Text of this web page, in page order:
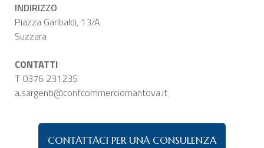
CATEGORIE
DELEGAZIONI
PERIODICO
PERCHÉ ASSOCIARSI?
CONTATTI
INDIRIZZO
Piazza Garibaldi, 13/A
Suzzara
CONTATTI
T 0376 231235
a.sargenti@confcommerciomantova.it
CONTATTACI PER UNA CONSULENZA